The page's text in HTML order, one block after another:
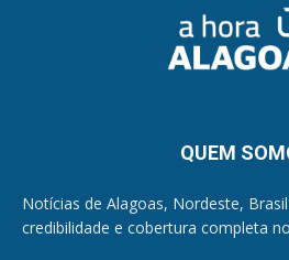
QUEM
Notícias de Alagoas, Nordeste,
credibilidade e cobertura completa